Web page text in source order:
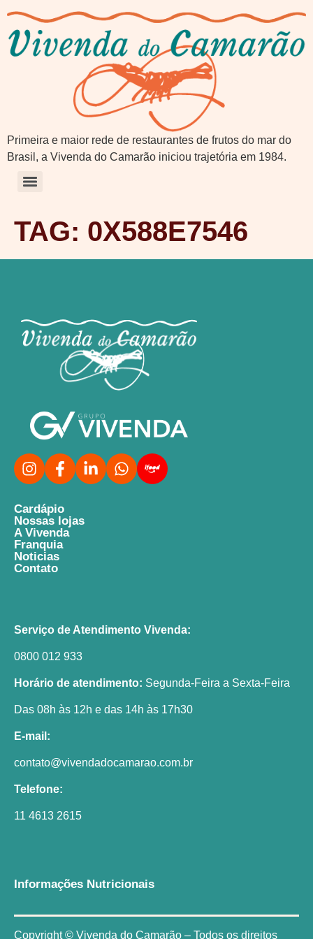
Primeira e maior rede de restaurantes de frutos do mar do
Brasil, a Vivenda do Camarão iniciou trajetória em 1984.
TAG: 0X588E7546
Cardápio
Nossas lojas
A Vivenda
Franquia
Noticias
Contato
Serviço de Atendimento Vivenda:
0800 012 933
Horário de atendimento: Segunda-Feira a Sexta-Feira
Das 08h às 12h e das 14h às 17h30
E-mail:
contato@vivendadocamarao.com.br
Telefone:
11 4613 2615
Informações Nutricionais
Copyright © Vivenda do Camarão – Todos os direitos